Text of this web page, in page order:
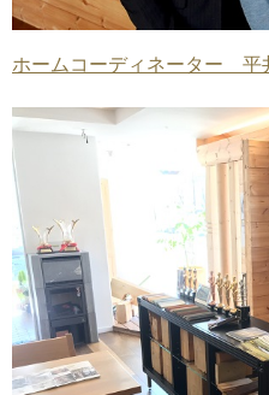
ホームコーディネーター 平